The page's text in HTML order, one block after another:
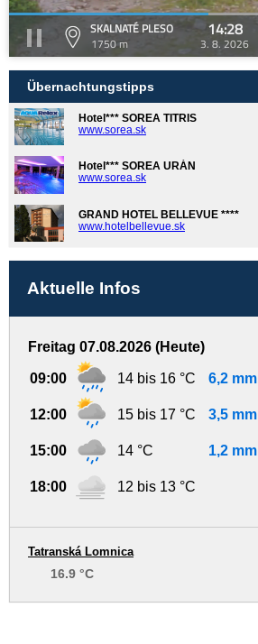
SKALNATÉ PLESO
1750 m
14:28
3. 8. 2026
Übernachtungstipps
Hotel*** SOREA TITRIS
www.sorea.sk
Hotel*** SOREA URÁN
www.sorea.sk
GRAND HOTEL BELLEVUE ****
www.hotelbellevue.sk
Aktuelle Infos
Freitag 07.08.2026 (Heute)
09:00 14 bis 16 °C 6,2 mm
12:00 15 bis 17 °C 3,5 mm
15:00 14 °C 1,2 mm
18:00 12 bis 13 °C
Tatranská Lomnica
16.9 °C